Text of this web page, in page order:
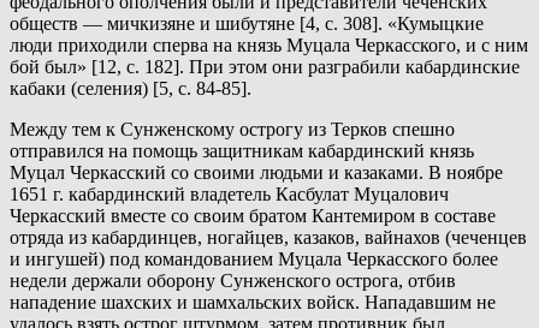
обществ — мичкизяне и шибутяне [4, с. 308]. «Кумыцкие
люди приходили сперва на князь Муцала Черкасского, и с ним
бой был» [12, с. 182]. При этом они разграбили кабардинские
кабаки (селения) [5, с. 84-85].
Между тем к Сунженскому острогу из Терков спешно
отправился на помощь защитникам кабардинский князь
Муцал Черкасский со своими людьми и казаками. В ноябре
1651 г. кабардинский владетель Касбулат Муцалович
Черкасский вместе со своим братом Кантемиром в составе
отряда из кабардинцев, ногайцев, казаков, вайнахов (чеченцев
и ингушей) под командованием Муцала Черкасского более
недели держали оборону Сунженского острога, отбив
нападение шахских и шамхальских войск. Нападавшим не